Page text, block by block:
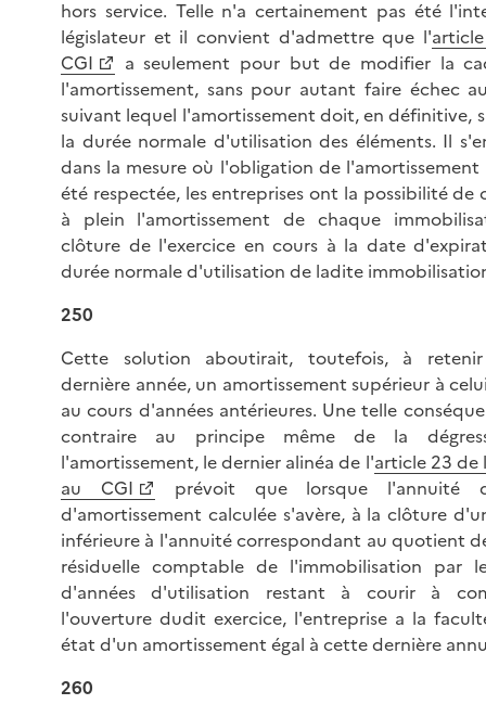
hors service. Telle n'a certainement pas été
législateur et il convient d'admettre que l'
CGI
a seulement pour but de modifier la
l'amortissement, sans pour autant faire échec
suivant lequel l'amortissement doit, en définitive,
la durée normale d'utilisation des éléments. Il
dans la mesure où l'obligation de l'amortissement
été respectée, les entreprises ont la possibilité de
à plein l'amortissement de chaque
clôture de l'exercice en cours à la date
durée normale d'utilisation de ladite
250
Cette solution aboutirait, toutefois, à
dernière année, un amortissement supérieur à
au cours d'années antérieures. Une telle
contraire au principe même de la
l'amortissement, le dernier alinéa de l'article 23 de
au CGI
prévoit que lorsque l'annuité
d'amortissement calculée s'avère, à la clôture
inférieure à l'annuité correspondant au quotient
résiduelle comptable de l'immobilisation par
d'années d'utilisation restant à courir à
l'ouverture dudit exercice, l'entreprise a la
état d'un amortissement égal à cette dernière
260